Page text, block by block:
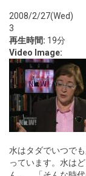
2008/2/27(Wed)
3
再生時間: 19分
Video Image:
水はタダでいつで
っています。水は